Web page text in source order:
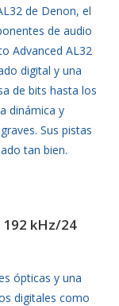
de Denon, el
de audio
Advanced AL32
digital y una
de bits hasta los
dinámica y
Sus pistas
tan bien.
kHz/24
ópticas y una
digitales como